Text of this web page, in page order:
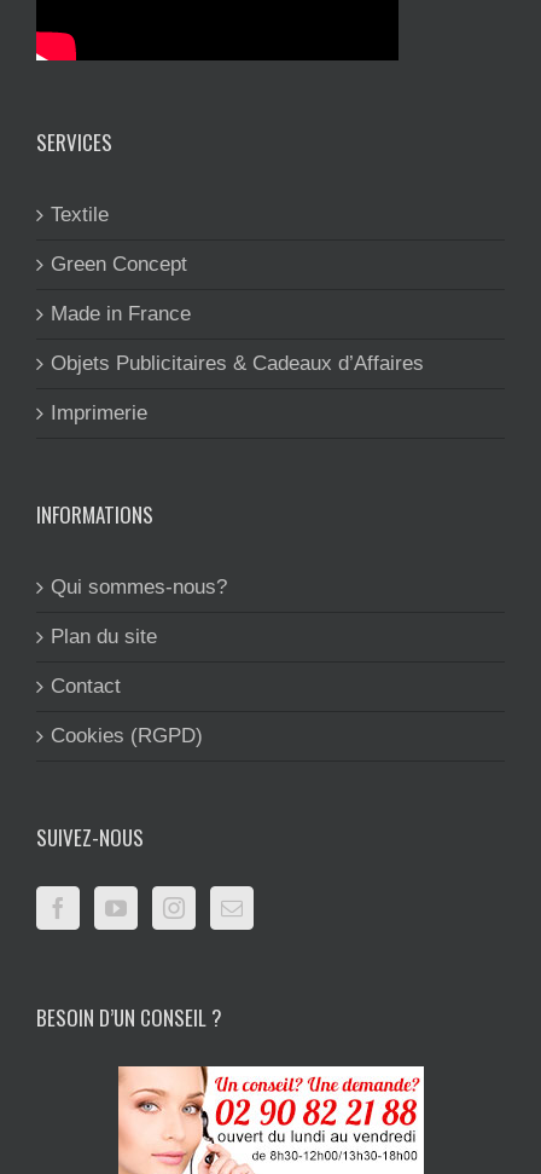
SERVICES
Textile
Green Concept
Made in France
Objets Publicitaires & Cadeaux d’Affaires
Imprimerie
INFORMATIONS
Qui sommes-nous?
Plan du site
Contact
Cookies (RGPD)
SUIVEZ-NOUS
BESOIN D’UN CONSEIL ?